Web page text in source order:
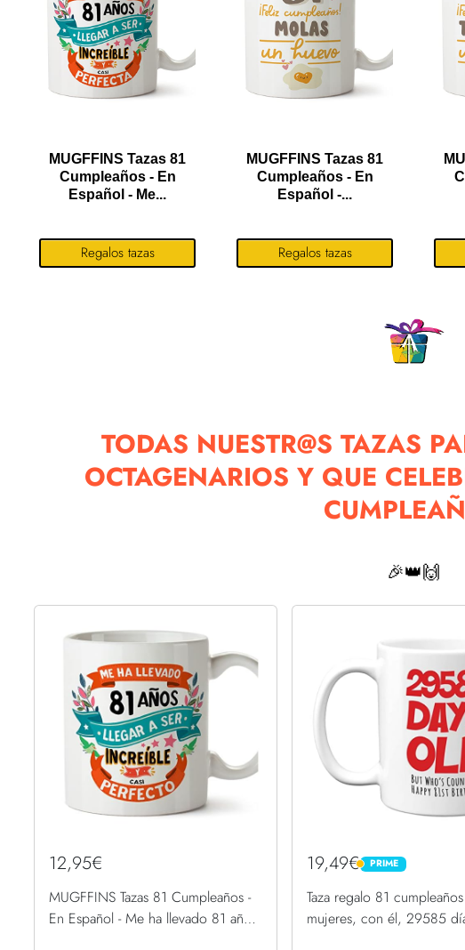
MUGFFINS Tazas 81
Cumpleaños - En
Español - Me...
Regalos tazas
MUGFFINS Tazas 81
Cumpleaños - En
Español -...
Regalos tazas
TODAS NUESTR@S TAZAS
OCTAGENARIOS Y QUE
🎉👑🙌
12,95€
MUGFFINS Tazas 81 Cumpleaños -
En Español - Me ha llevado 81 años
19,49€ PRIME
PRIME
Taza regalo 81
mujeres, con él, 29585